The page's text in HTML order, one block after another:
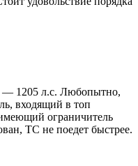
— 1205 л.с. Любопытно,
входящий в топ
ограничитель
ТС не поедет быстрее.